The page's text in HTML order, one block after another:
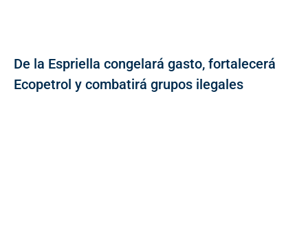
De la Espriella congelará gasto, fortalecerá
Ecopetrol y combatirá grupos ilegales